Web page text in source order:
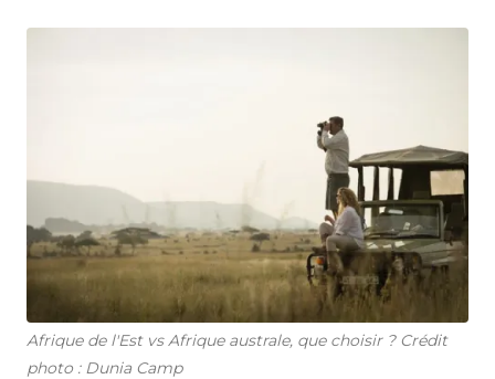
Afrique de l'Est vs Afrique australe, que choisir ? Crédit
photo : Dunia Camp